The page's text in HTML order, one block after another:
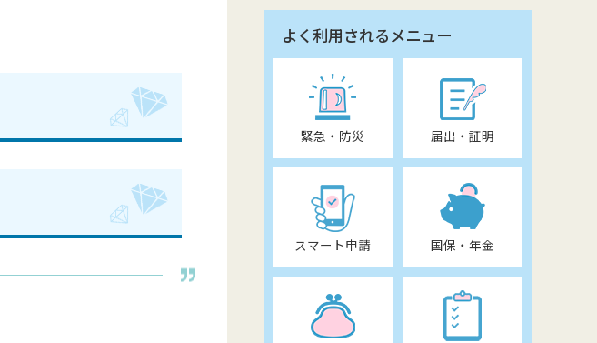
よく利用されるメニュー
緊急・防災 届出・証明
スマート申請 国保・年金